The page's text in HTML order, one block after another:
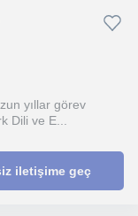
yıllar görev
Dili ve E...
iletişime geç